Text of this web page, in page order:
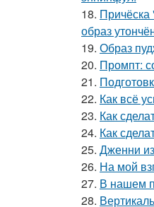
18. Причёска
образ
19. Образ
20. Промпт:
21.
22. Как всё
23. Как
24. Как
25. Дженни
26. На мой
27. В нашем
28.